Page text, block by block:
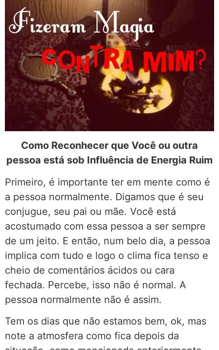
Como Reconhecer que Você ou outra
pessoa está sob Influência de Energia Ruim
Primeiro, é importante ter em mente como é
a pessoa normalmente. Digamos que é seu
conjugue, seu pai ou mãe. Você está
acostumado com essa pessoa a ser sempre
de um jeito. E então, num belo dia, a pessoa
implica com tudo e logo o clima fica tenso e
cheio de comentários ácidos ou cara
fechada. Percebe, isso não é normal. A
pessoa normalmente não é assim.
Tem os dias que não estamos bem, ok, mas
note a atmosfera como fica depois da